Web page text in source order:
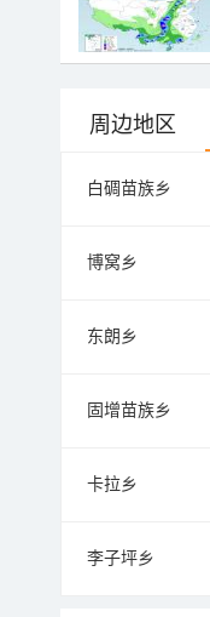
周边地区
白碉苗族乡
博窝乡
东朗乡
固增苗族乡
卡拉乡
李子坪乡